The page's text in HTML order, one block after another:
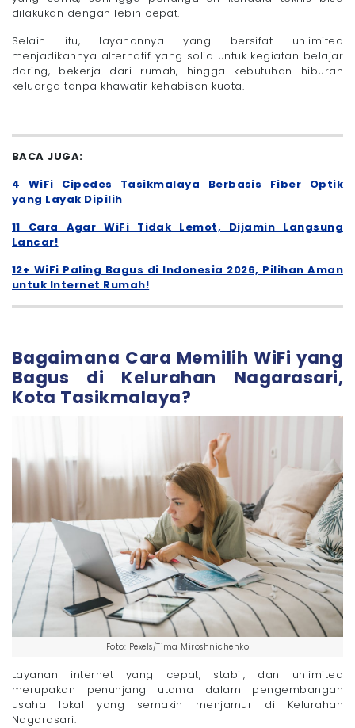
dilakukan dengan lebih cepat.
Selain itu, layanannya yang bersifat unlimited
menjadikannya alternatif yang solid untuk kegiatan belajar
daring, bekerja dari rumah, hingga kebutuhan hiburan
keluarga tanpa khawatir kehabisan kuota.
BACA JUGA:
4 WiFi Cipedes Tasikmalaya Berbasis Fiber Optik
yang Layak Dipilih
11 Cara Agar WiFi Tidak Lemot, Dijamin Langsung
Lancar!
12+ WiFi Paling Bagus di Indonesia 2026, Pilihan Aman
untuk Internet Rumah!
Bagaimana Cara Memilih WiFi yang
Bagus di Kelurahan Nagarasari,
Kota Tasikmalaya?
Foto: Pexels/Tima Miroshnichenko
Layanan internet yang cepat, stabil, dan unlimited
merupakan penunjang utama dalam pengembangan
usaha lokal yang semakin menjamur di Kelurahan
Nagarasari.